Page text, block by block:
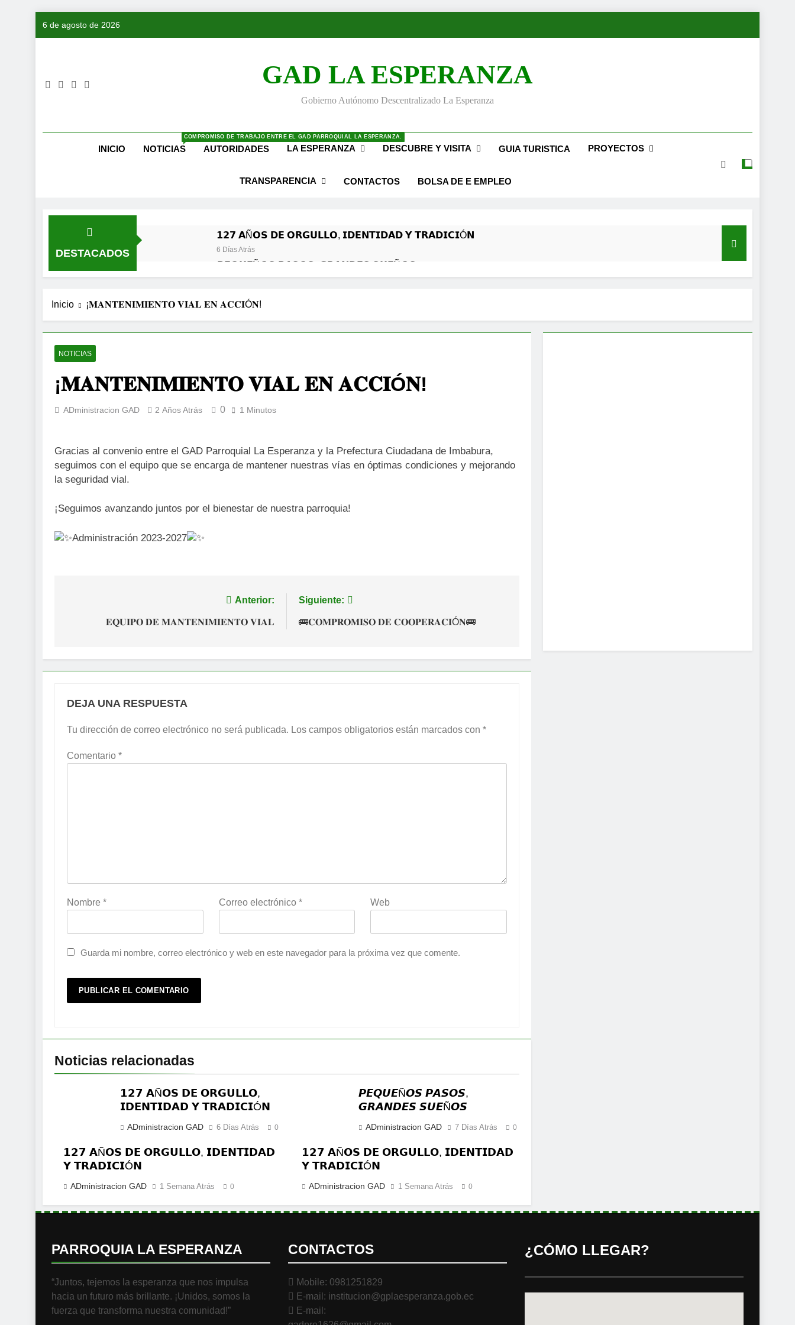
6 de agosto de 2026
GAD LA ESPERANZA
Gobierno Autónomo Descentralizado La Esperanza
INICIO NOTICIAS
COMPROMISO DE TRABAJO ENTRE EL GAD PARROQUIAL LA ESPERANZA.
AUTORIDADES LA ESPERANZA DESCUBRE Y VISITA GUIA TURISTICA PROYECTOS
TRANSPARENCIA CONTACTOS BOLSA DE E EMPLEO
DESTACADOS
𝟭𝟮𝟳 𝗔Ñ𝗢𝗦 𝗗𝗘 𝗢𝗥𝗚𝗨𝗟𝗟𝗢, 𝗜𝗗𝗘𝗡𝗧𝗜𝗗𝗔𝗗 𝗬 𝗧𝗥𝗔𝗗𝗜𝗖𝗜Ó𝗡
6 Días Atrás
𝙋𝙀𝙌𝙐𝙀Ñ𝙊𝙎 𝙋𝘼𝙎𝙊𝙎, 𝙂𝙍𝘼𝙉𝘿𝙀𝙎 𝙎𝙐𝙀Ñ𝙊𝙎
7 Días Atrás
Inicio ¡𝐌𝐀𝐍𝐓𝐄𝐍𝐈𝐌𝐈𝐄𝐍𝐓𝐎 𝐕𝐈𝐀𝐋 𝐄𝐍 𝐀𝐂𝐂𝐈Ó𝐍!
NOTICIAS
¡𝐌𝐀𝐍𝐓𝐄𝐍𝐈𝐌𝐈𝐄𝐍𝐓𝐎 𝐕𝐈𝐀𝐋 𝐄𝐍 𝐀𝐂𝐂𝐈Ó𝐍!
ADministracion GAD 2 Años Atrás 0 1 Minutos
Gracias al convenio entre el GAD Parroquial La Esperanza y la Prefectura Ciudadana de Imbabura,
seguimos con el equipo que se encarga de mantener nuestras vías en óptimas condiciones y mejorando
la seguridad vial.
¡Seguimos avanzando juntos por el bienestar de nuestra parroquia!
Administración 2023-2027
Anterior:
𝐄𝐐𝐔𝐈𝐏𝐎 𝐃𝐄 𝐌𝐀𝐍𝐓𝐄𝐍𝐈𝐌𝐈𝐄𝐍𝐓𝐎 𝐕𝐈𝐀𝐋
Siguiente:
🚌𝐂𝐎𝐌𝐏𝐑𝐎𝐌𝐈𝐒𝐎 𝐃𝐄 𝐂𝐎𝐎𝐏𝐄𝐑𝐀𝐂𝐈Ó𝐍🚌
DEJA UNA RESPUESTA
Tu dirección de correo electrónico no será publicada. Los campos obligatorios están marcados con *
Comentario *
Nombre * Correo electrónico * Web
Guarda mi nombre, correo electrónico y web en este navegador para la próxima vez que comente.
Noticias relacionadas
𝟭𝟮𝟳 𝗔Ñ𝗢𝗦 𝗗𝗘 𝗢𝗥𝗚𝗨𝗟𝗟𝗢,
𝗜𝗗𝗘𝗡𝗧𝗜𝗗𝗔𝗗 𝗬 𝗧𝗥𝗔𝗗𝗜𝗖𝗜Ó𝗡
ADministracion GAD 6 Días Atrás 0
𝙋𝙀𝙌𝙐𝙀Ñ𝙊𝙎 𝙋𝘼𝙎𝙊𝙎,
𝙂𝙍𝘼𝙉𝘿𝙀𝙎 𝙎𝙐𝙀Ñ𝙊𝙎
ADministracion GAD 7 Días Atrás 0
𝟭𝟮𝟳 𝗔Ñ𝗢𝗦 𝗗𝗘 𝗢𝗥𝗚𝗨𝗟𝗟𝗢, 𝗜𝗗𝗘𝗡𝗧𝗜𝗗𝗔𝗗
𝗬 𝗧𝗥𝗔𝗗𝗜𝗖𝗜Ó𝗡
ADministracion GAD 1 Semana Atrás 0
𝟭𝟮𝟳 𝗔Ñ𝗢𝗦 𝗗𝗘 𝗢𝗥𝗚𝗨𝗟𝗟𝗢, 𝗜𝗗𝗘𝗡𝗧𝗜𝗗𝗔𝗗
𝗬 𝗧𝗥𝗔𝗗𝗜𝗖𝗜Ó𝗡
ADministracion GAD 1 Semana Atrás 0
PARROQUIA LA ESPERANZA
“Juntos, tejemos la esperanza que nos impulsa
hacia un futuro más brillante. ¡Unidos, somos la
fuerza que transforma nuestra comunidad!”
CONTACTOS
Mobile: 0981251829
E-mail: institucion@gplaesperanza.gob.ec
E-mail:
¿CÓMO LLEGAR?